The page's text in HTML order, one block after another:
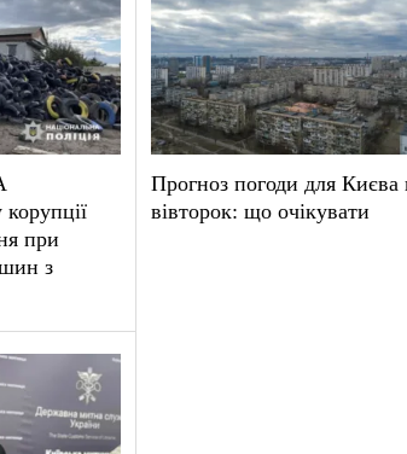
при
з
Прогноз погоди для Києва
вівторок: що очікувати